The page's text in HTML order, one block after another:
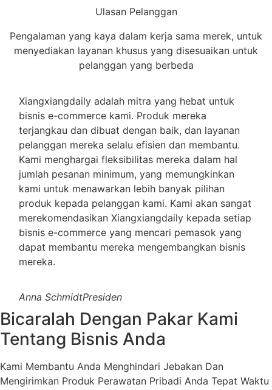
Ulasan Pelanggan
Pengalaman yang kaya dalam kerja sama merek, untuk
menyediakan layanan khusus yang disesuaikan untuk
pelanggan yang berbeda
Xiangxiangdaily adalah mitra yang hebat untuk
bisnis e-commerce kami. Produk mereka
terjangkau dan dibuat dengan baik, dan layanan
pelanggan mereka selalu efisien dan membantu.
Kami menghargai fleksibilitas mereka dalam hal
jumlah pesanan minimum, yang memungkinkan
kami untuk menawarkan lebih banyak pilihan
produk kepada pelanggan kami. Kami akan sangat
merekomendasikan Xiangxiangdaily kepada setiap
bisnis e-commerce yang mencari pemasok yang
dapat membantu mereka mengembangkan bisnis
mereka.
Anna SchmidtPresiden
Bicaralah Dengan Pakar Kami
Tentang Bisnis Anda
Kami Membantu Anda Menghindari Jebakan Dan
Mengirimkan Produk Perawatan Pribadi Anda Tepat Waktu